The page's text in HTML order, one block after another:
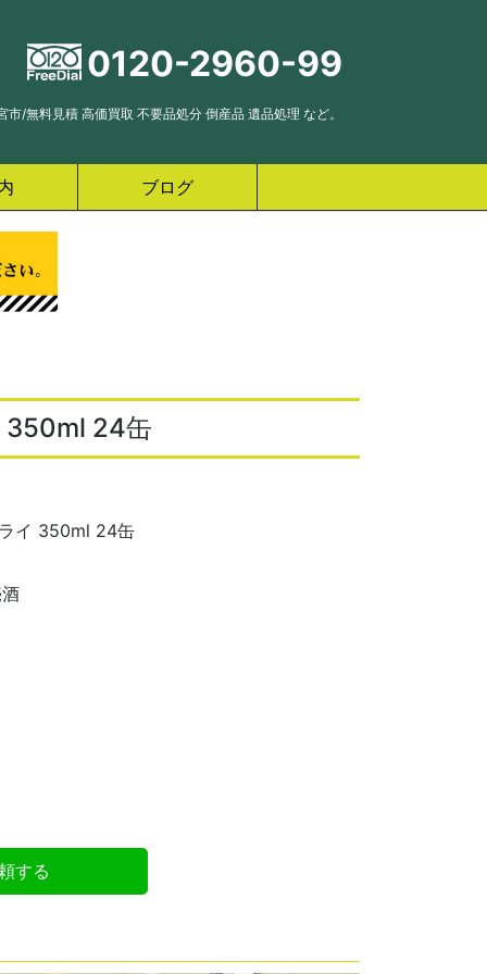
0120-2960-99
/無料見積 高価買取 不要品処分 倒産品 遺品処理 など。
ブログ
350ml 24缶
イ 350ml 24缶
する